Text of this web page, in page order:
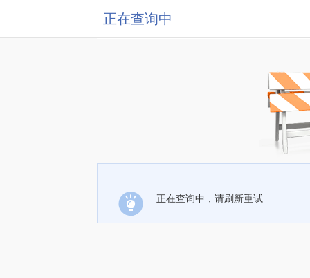
正在查询中
正在查询中，请刷新重试